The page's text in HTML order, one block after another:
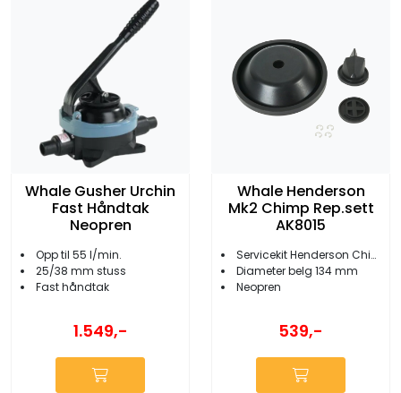
Whale Gusher Urchin
Fast Håndtak
Neopren
Opp til 55 l/min.
25/38 mm stuss
Fast håndtak
1.549,-
Whale Henderson
Mk2 Chimp Rep.sett
AK8015
Servicekit Henderson Chimp
Diameter belg 134 mm
Neopren
539,-